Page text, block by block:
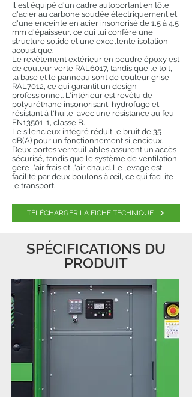
Il est équipé d'un cadre autoportant en tôle
d'acier au carbone soudée électriquement et
d'une enceinte en acier insonorisé de 1,5 à 4,5
mm d'épaisseur, ce qui lui confère une
structure solide et une excellente isolation
acoustique.
Le revêtement extérieur en poudre époxy est
de couleur verte RAL6017, tandis que le toit,
la base et le panneau sont de couleur grise
RAL7012, ce qui garantit un design
professionnel. L'intérieur est revêtu de
polyuréthane insonorisant, hydrofuge et
résistant à l'huile, avec une résistance au feu
EN13501-1, classe B.
Le silencieux intégré réduit le bruit de 35
dB(A) pour un fonctionnement silencieux.
Deux portes verrouillables assurent un accès
sécurisé, tandis que le système de ventilation
gère l'air frais et l'air chaud. Le levage est
facilité par deux boulons à œil, ce qui facilite
le transport.
TÉLÉCHARGER LA FICHE TECHNIQUE
SPÉCIFICATIONS DU
PRODUIT